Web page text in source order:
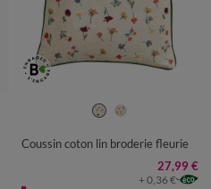
Coussin coton lin broderie fleurie
27,99 €
+ 0,36 €